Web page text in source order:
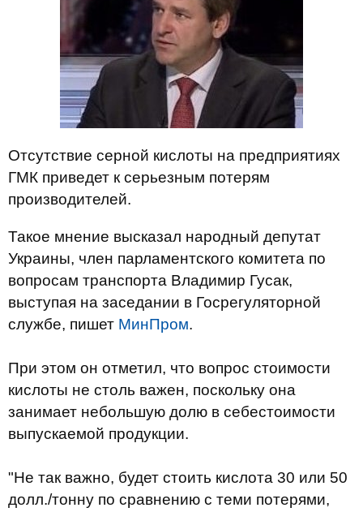
Отсутствие серной кислоты на предприятиях
ГМК приведет к серьезным потерям
производителей.
Такое мнение высказал народный депутат
Украины, член парламентского комитета по
вопросам транспорта Владимир Гусак,
выступая на заседании в Госрегуляторной
службе, пишет МинПром.
При этом он отметил, что вопрос стоимости
кислоты не столь важен, поскольку она
занимает небольшую долю в себестоимости
выпускаемой продукции.
"Не так важно, будет стоить кислота 30 или 50
долл./тонну по сравнению с теми потерями,